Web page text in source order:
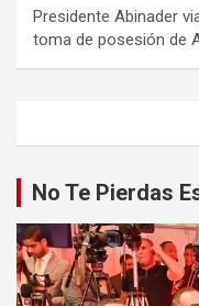
Presidente Abinader
toma de posesión de
No Te Pierdas